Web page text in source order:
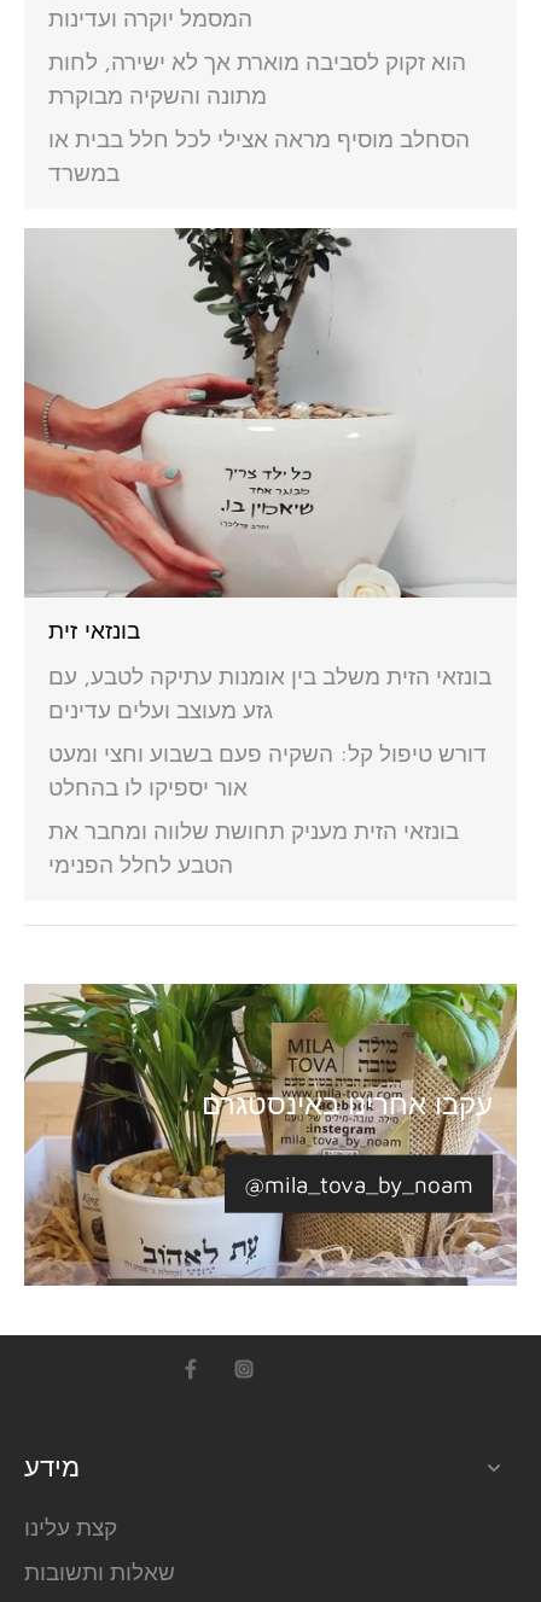
המסמל יוקרה ועדינות
הוא זקוק לסביבה מוארת אך לא ישירה, לחות
מתונה והשקיה מבוקרת
הסחלב מוסיף מראה אצילי לכל חלל בבית או
במשרד
בונזאי זית
בונזאי הזית משלב בין אומנות עתיקה לטבע, עם
גזע מעוצב ועלים עדינים
דורש טיפול קל: השקיה פעם בשבוע וחצי ומעט
אור יספיקו לו בהחלט
בונזאי הזית מעניק תחושת שלווה ומחבר את
הטבע לחלל הפנימי
עקבו אחרינו באינסטגרם
@mila_tova_by_noam
מידע
קצת עלינו
שאלות ותשובות